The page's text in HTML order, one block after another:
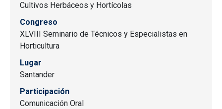
Cultivos Herbáceos y Hortícolas
Congreso
XLVIII Seminario de Técnicos y Especialistas en
Horticultura
Lugar
Santander
Participación
Comunicación Oral